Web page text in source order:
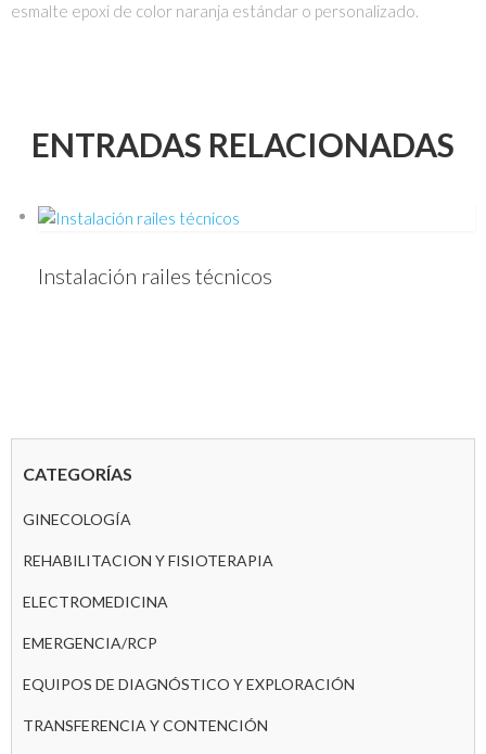
esmalte epoxi de color naranja estándar o personalizado.
ENTRADAS RELACIONADAS
Instalación railes técnicos
CATEGORÍAS
GINECOLOGÍA
REHABILITACION Y FISIOTERAPIA
ELECTROMEDICINA
EMERGENCIA/RCP
EQUIPOS DE DIAGNÓSTICO Y EXPLORACIÓN
TRANSFERENCIA Y CONTENCIÓN